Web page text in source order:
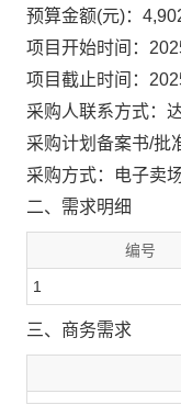
预算金额(元)：
项目开始时间：
项目截止时间：
采购人联系方式：
采购计划备案书/批
采购方式：电子卖
二、需求明细
编号
1
三、商务需求